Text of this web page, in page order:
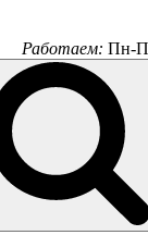
Работаем: Пн-